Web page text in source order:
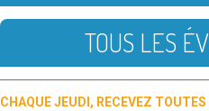
TOUS LES
CHAQUE JEUDI, RECEVEZ